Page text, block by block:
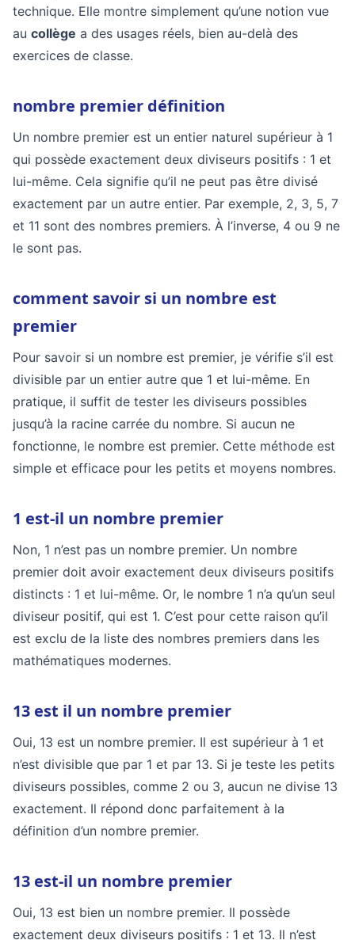
technique. Elle montre simplement qu’une notion vue
au collège a des usages réels, bien au-delà des
exercices de classe.
nombre premier définition
Un nombre premier est un entier naturel supérieur à 1
qui possède exactement deux diviseurs positifs : 1 et
lui-même. Cela signifie qu’il ne peut pas être divisé
exactement par un autre entier. Par exemple, 2, 3, 5, 7
et 11 sont des nombres premiers. À l’inverse, 4 ou 9 ne
le sont pas.
comment savoir si un nombre est
premier
Pour savoir si un nombre est premier, je vérifie s’il est
divisible par un entier autre que 1 et lui-même. En
pratique, il suffit de tester les diviseurs possibles
jusqu’à la racine carrée du nombre. Si aucun ne
fonctionne, le nombre est premier. Cette méthode est
simple et efficace pour les petits et moyens nombres.
1 est-il un nombre premier
Non, 1 n’est pas un nombre premier. Un nombre
premier doit avoir exactement deux diviseurs positifs
distincts : 1 et lui-même. Or, le nombre 1 n’a qu’un seul
diviseur positif, qui est 1. C’est pour cette raison qu’il
est exclu de la liste des nombres premiers dans les
mathématiques modernes.
13 est il un nombre premier
Oui, 13 est un nombre premier. Il est supérieur à 1 et
n’est divisible que par 1 et par 13. Si je teste les petits
diviseurs possibles, comme 2 ou 3, aucun ne divise 13
exactement. Il répond donc parfaitement à la
définition d’un nombre premier.
13 est-il un nombre premier
Oui, 13 est bien un nombre premier. Il possède
exactement deux diviseurs positifs : 1 et 13. Il n’est